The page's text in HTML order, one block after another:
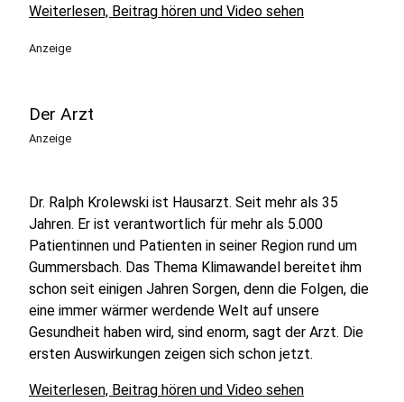
Weiterlesen, Beitrag hören und Video sehen
Anzeige
Der Arzt
Anzeige
Dr. Ralph Krolewski ist Hausarzt. Seit mehr als 35
Jahren. Er ist verantwortlich für mehr als 5.000
Patientinnen und Patienten in seiner Region rund um
Gummersbach. Das Thema Klimawandel bereitet ihm
schon seit einigen Jahren Sorgen, denn die Folgen, die
eine immer wärmer werdende Welt auf unsere
Gesundheit haben wird, sind enorm, sagt der Arzt. Die
ersten Auswirkungen zeigen sich schon jetzt.
Weiterlesen, Beitrag hören und Video sehen